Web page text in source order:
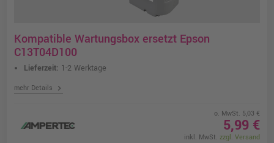
Kompatible Wartungsbox ersetzt Epson
C13T04D100
Lieferzeit: 1-2 Werktage
mehr Details chevron_right
o. MwSt. 5,03 €
5,99 €
inkl. MwSt. zzgl. Versand